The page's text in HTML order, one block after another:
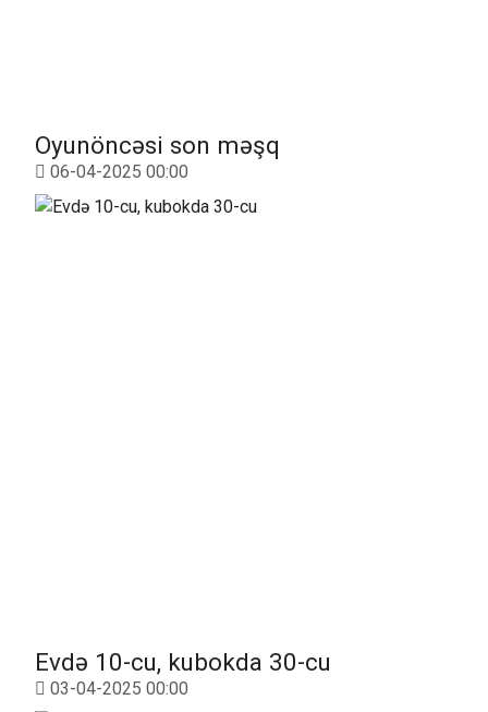
Oyunöncəsi son məşq
06-04-2025 00:00
Evdə 10-cu, kubokda 30-cu
03-04-2025 00:00